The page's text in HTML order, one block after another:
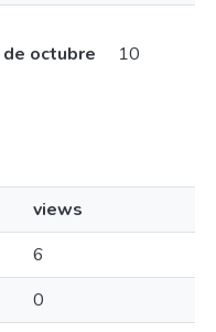
octubre
10
views
6
0